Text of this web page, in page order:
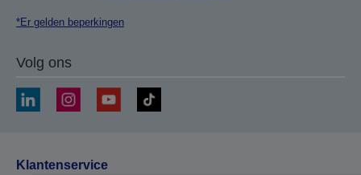
*Er gelden beperkingen
Volg ons
Klantenservice